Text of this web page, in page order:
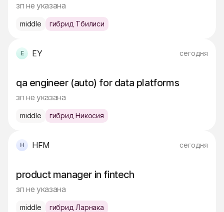
зп не указана
middle гибрид Тбилиси
EY сегодня
qa engineer (auto) for data platforms
зп не указана
middle гибрид Никосия
HFM сегодня
product manager in fintech
зп не указана
middle гибрид Ларнака